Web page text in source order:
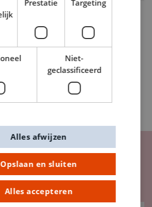
onze nieuwsbrief
nieuwigheden, inspiratie,
Prestatie Targeting
Niet-
geclassificeerd
Opslaan en sluiten
Alles accepteren
Alles afwijzen